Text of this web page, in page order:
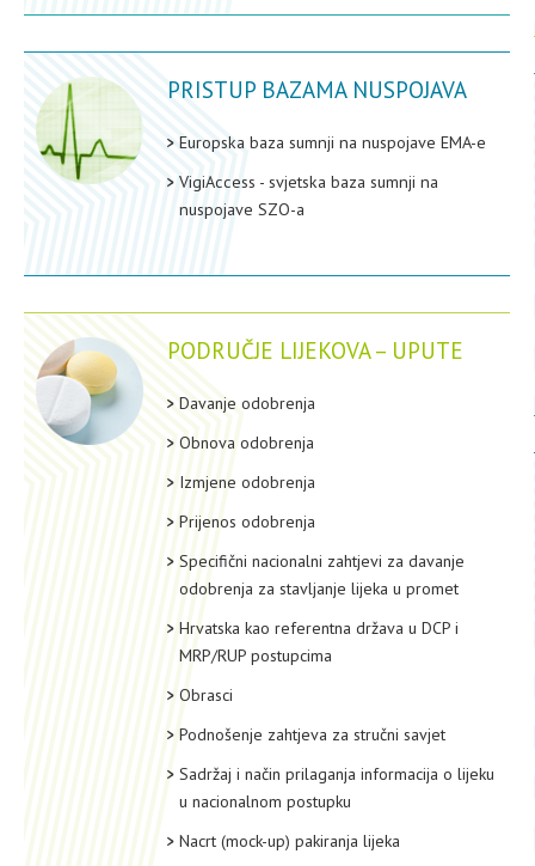
PRISTUP BAZAMA NUSPOJAVA
Europska baza sumnji na nuspojave EMA-e
VigiAccess - svjetska baza sumnji na
nuspojave SZO-a
PODRUČJE LIJEKOVA – UPUTE
Davanje odobrenja
Obnova odobrenja
Izmjene odobrenja
Prijenos odobrenja
Specifični nacionalni zahtjevi za davanje
odobrenja za stavljanje lijeka u promet
Hrvatska kao referentna država u DCP i
MRP/RUP postupcima
Obrasci
Podnošenje zahtjeva za stručni savjet
Sadržaj i način prilaganja informacija o lijeku
u nacionalnom postupku
Nacrt (mock-up) pakiranja lijeka